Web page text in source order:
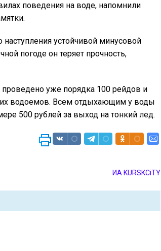
поведения на воде, напомнили
устойчивой минусовой
погоде он теряет прочность,
уже порядка 100 рейдов и
водоемов. Всем отдыхающим у воды
500 рублей за выход на тонкий лед.
ИА KURSKCiTY